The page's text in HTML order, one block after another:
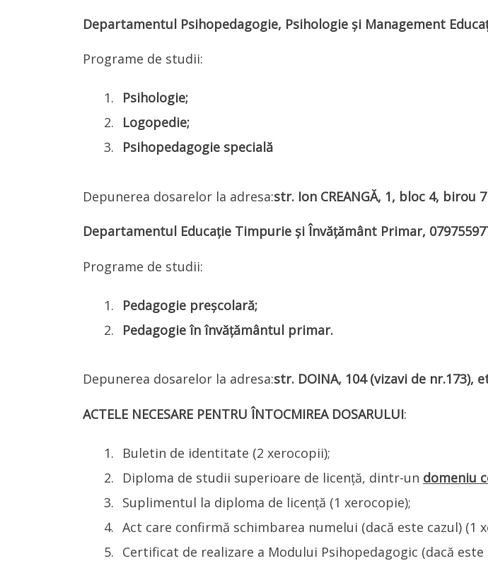
Departamentul Psihopedagogie, Psihologie și Management
Programe de studii:
Psihologie;
Logopedie;
Psihopedagogie specială
Depunerea dosarelor la adresa:str. Ion CREANGĂ, 1, bloc 4, birou 7
Departamentul Educație Timpurie și Învățământ Primar,
Programe de studii:
Pedagogie preșcolară;
Pedagogie în învățământul primar.
Depunerea dosarelor la adresa:str. DOINA, 104 (vizavi de nr.173),
ACTELE NECESARE PENTRU ÎNTOCMIREA DOSARULUI:
Buletin de identitate (2 xerocopii);
Diploma de studii superioare de licență, dintr-un domeniu
Suplimentul la diploma de licență (1 xerocopie);
Act care confirmă schimbarea numelui (dacă este cazul) (1
Certificat de realizare a Modului Psihopedagogic (dacă este